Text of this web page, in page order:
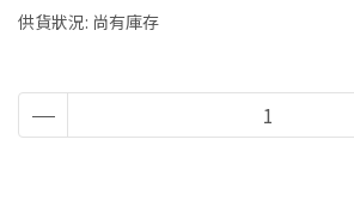
供貨狀況: 尚有庫存